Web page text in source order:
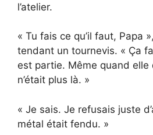
l’atelier.
« Tu fais ce qu’il faut, Papa
tendant un tournevis. « Ça
est partie. Même quand
n’était plus là. »
« Je sais. Je refusais juste
métal était fendu. »